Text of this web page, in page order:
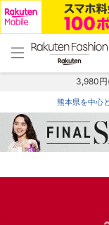
menu home
トップ
3,980円
熊本県を中心